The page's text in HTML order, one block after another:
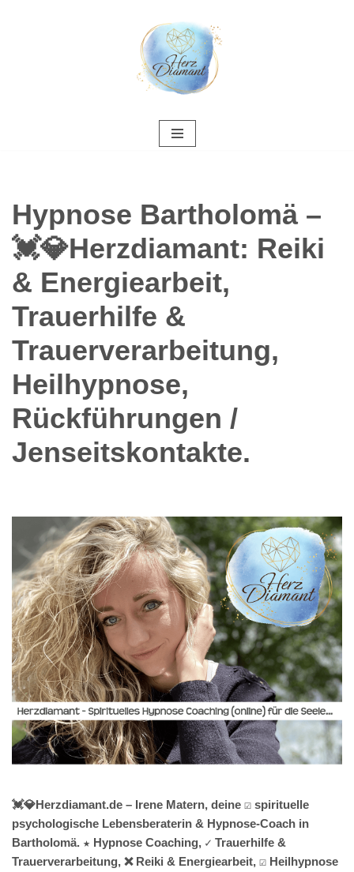
Hypnose Bartholomä –
💓️💎Herzdiamant: Reiki
& Energiearbeit,
Trauerhilfe &
Trauerverarbeitung,
Heilhypnose,
Rückführungen /
Jenseitskontakte.
💓️💎Herzdiamant.de – Irene Matern, deine ☑️ spirituelle
psychologische Lebensberaterin & Hypnose-Coach in
Bartholomä. ★ Hypnose Coaching, ✓ Trauerhilfe &
Trauerverarbeitung, ❌ Reiki & Energiearbeit, ☑️ Heilhypnose